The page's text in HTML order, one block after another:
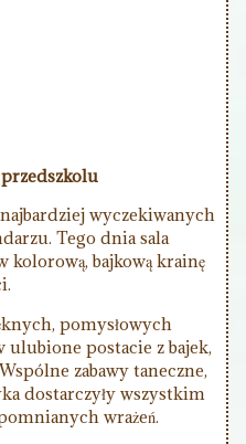
przedszkolu
wyczekiwanych
Tego dnia sala
kolorową, bajkową krainę
pomysłowych
ulubione postacie z bajek,
zabawy taneczne,
dostarczyły wszystkim
wrażeń.